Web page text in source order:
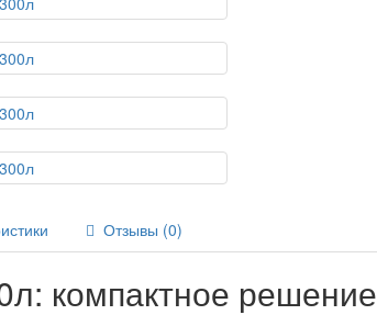
Отзывы (0)
компактное